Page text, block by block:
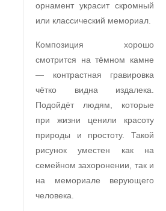
орнамент украсит скромный
или классический мемориал.
Композиция хорошо
смотрится на тёмном камне
— контрастная гравировка
чётко видна издалека.
Подойдёт людям, которые
при жизни ценили красоту
природы и простоту. Такой
рисунок уместен как на
семейном захоронении, так и
на мемориале верующего
человека.